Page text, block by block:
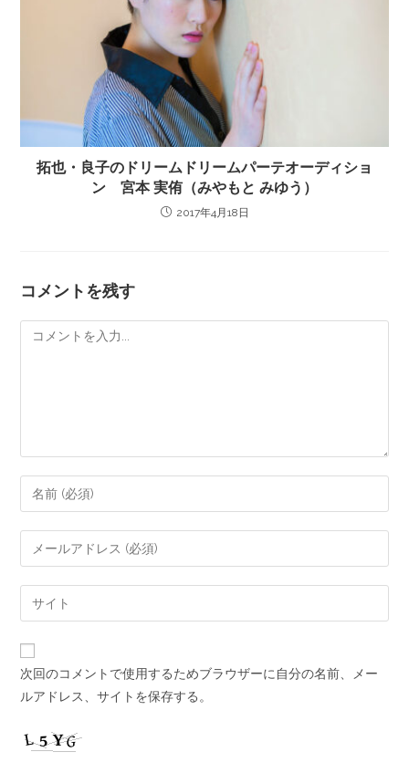
拓也・良子のドリームドリームパーテオーディショ
ン 宮本 実侑（みやもと みゆう）
2017年4月18日
コメントを残す
次回のコメントで使用するためブラウザーに自分の名前、メー
ルアドレス、サイトを保存する。